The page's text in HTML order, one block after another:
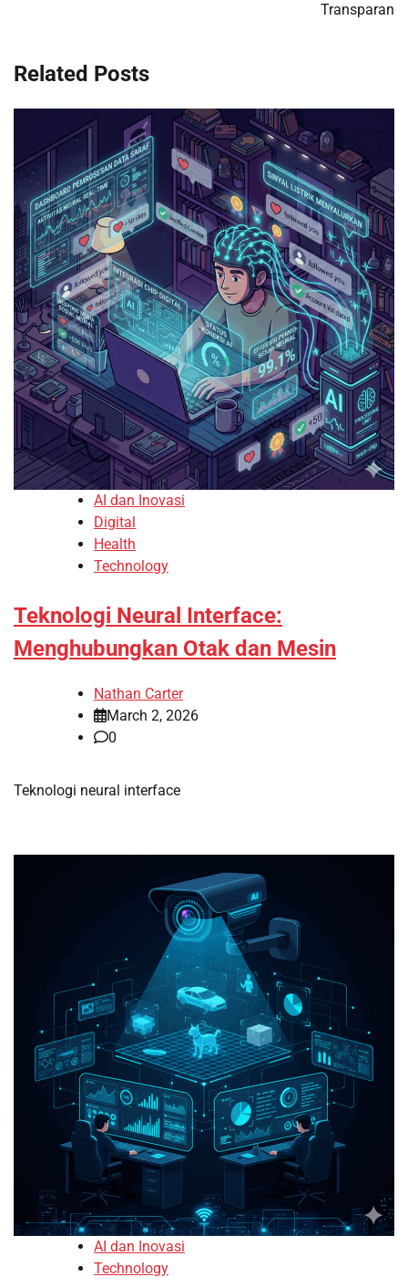
Transparan
Related Posts
AI dan Inovasi
Digital
Health
Technology
Teknologi Neural Interface:
Menghubungkan Otak dan Mesin
Nathan Carter
March 2, 2026
0
Teknologi neural interface
AI dan Inovasi
Technology